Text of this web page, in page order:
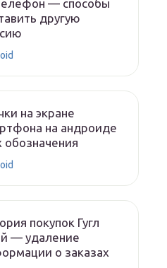
— способы
другую
на экране
на андроиде
обозначения
покупок Гугл
— удаление
о заказах